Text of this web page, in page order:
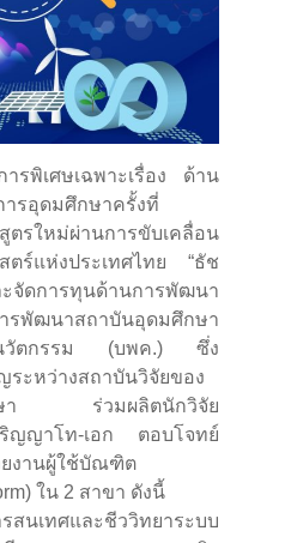
รพิเศษเฉพาะเรื่อง ด้าน
ารอุดมศึกษาครั้งที่
รใหม่ผ่านการขับเคลื่อน
ตร์แห่งประเทศไทย “ธัช
จัดการทุนด้านการพัฒนา
รพัฒนาสถาบันอุดมศึกษา
งนวัตกรรม (บพค.) ซึ่ง
ระหว่างสถาบันวิจัยของ
กษา ร่วมผลิตนักวิจัย
ริญญาโท-เอก ตอบโจทย์
งานผู้ใช้บัณฑิต
ใน 2 สาขา ดังนี้
สนเทศและชีววิทยาระบบ